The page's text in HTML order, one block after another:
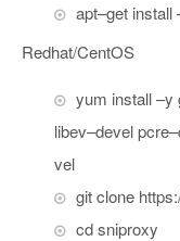
apt–get install
Redhat/CentOS
yum install–y
libev–devel pcre–
vel
git clone https:
cd sniproxy